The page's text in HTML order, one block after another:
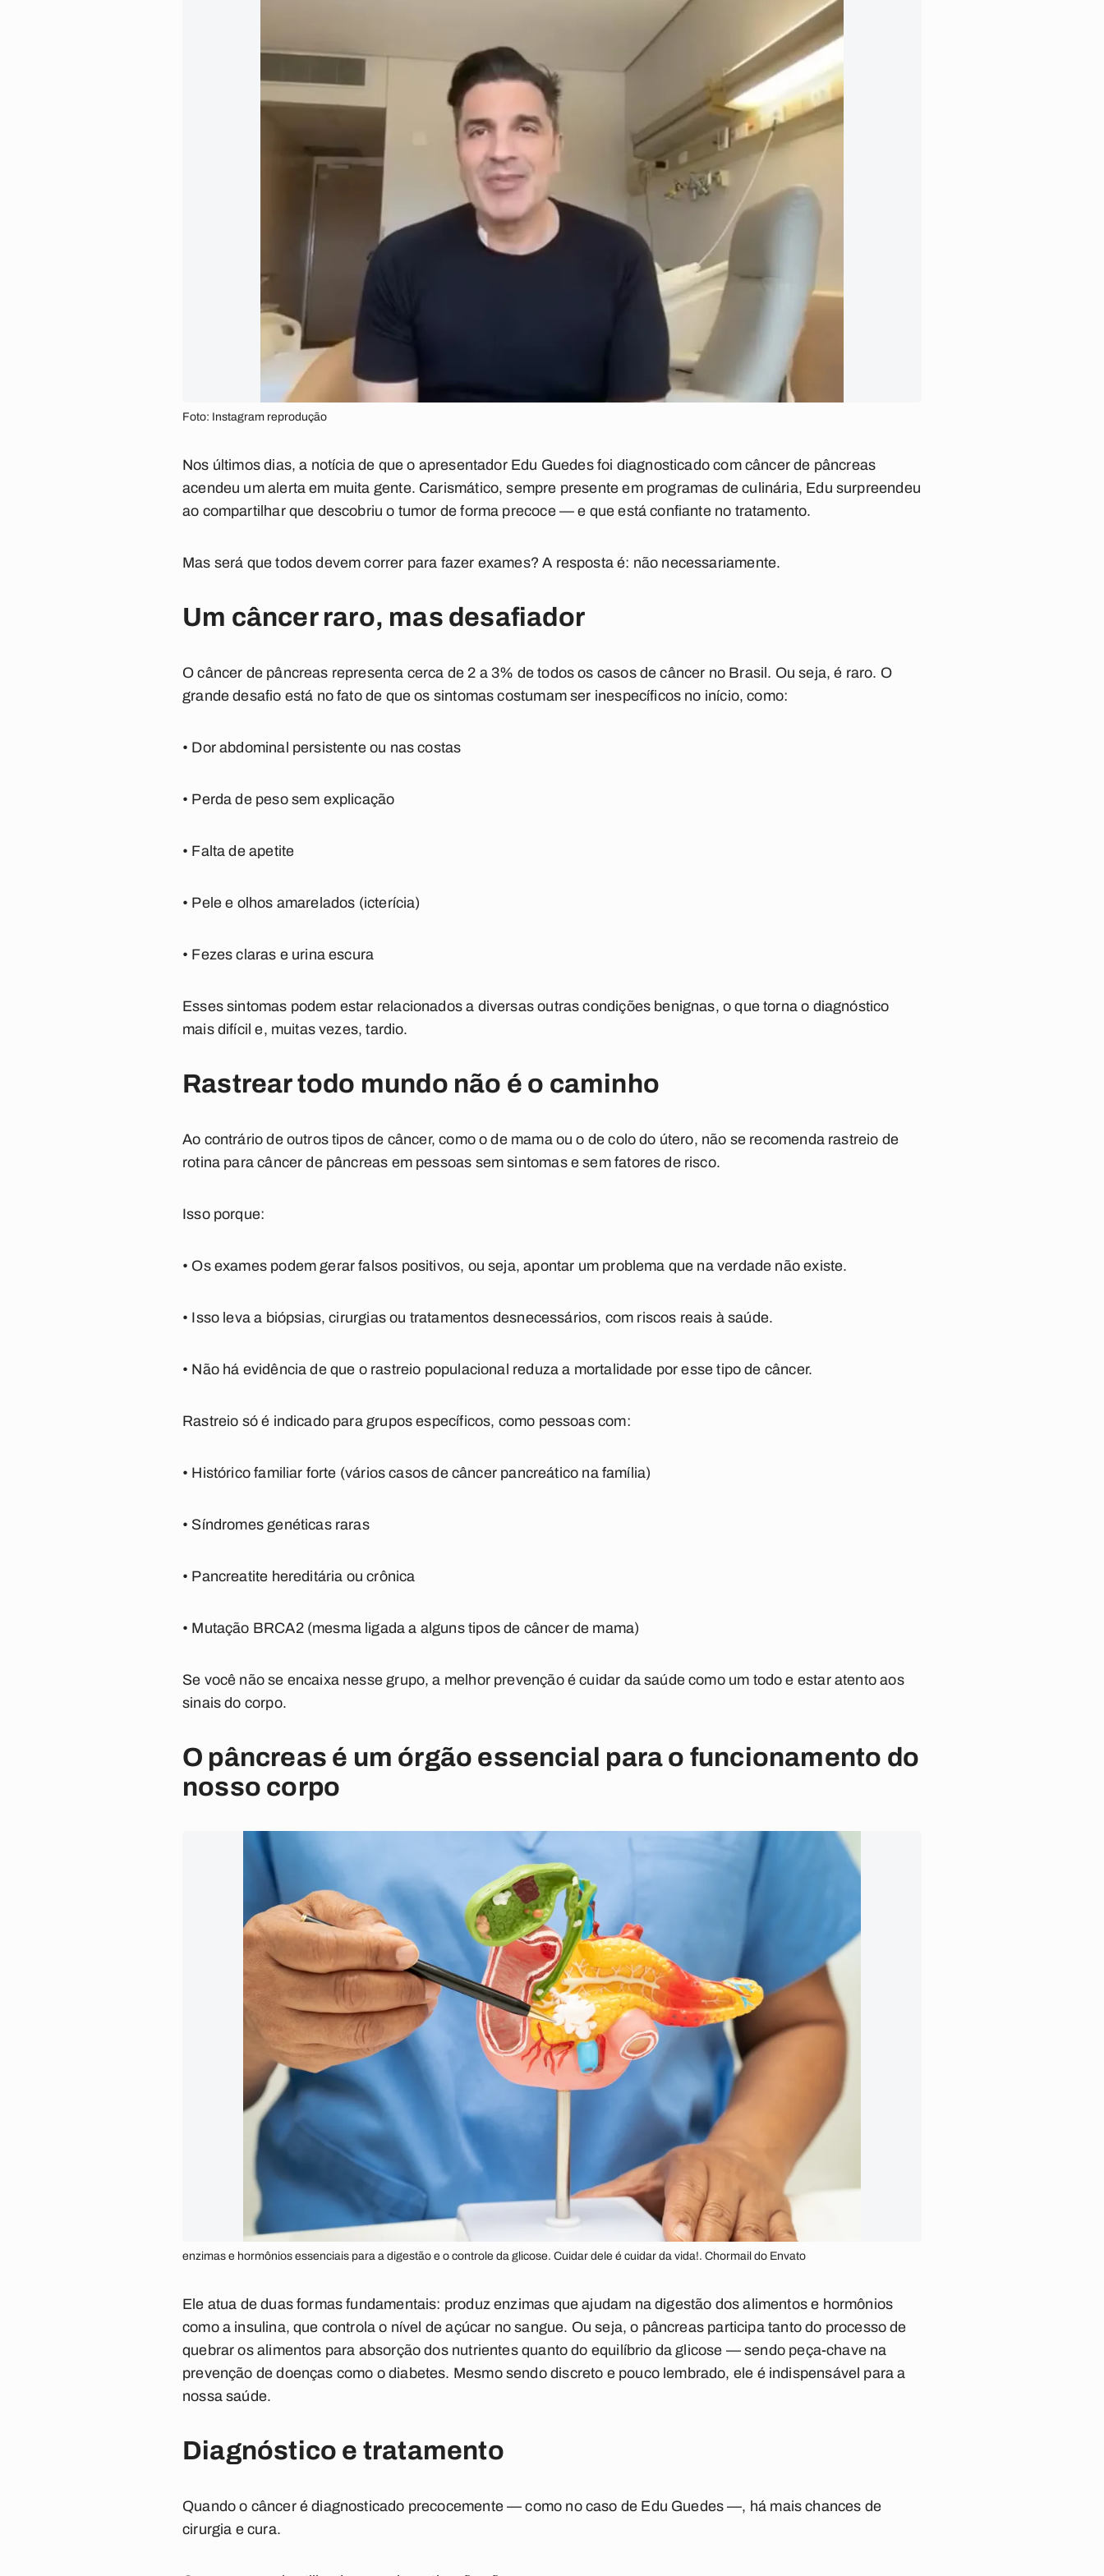
Foto: Instagram reprodução
Nos últimos dias, a notícia de que o apresentador Edu Guedes foi diagnosticado com câncer de pâncreas
acendeu um alerta em muita gente. Carismático, sempre presente em programas de culinária, Edu surpreendeu
ao compartilhar que descobriu o tumor de forma precoce — e que está confiante no tratamento.
Mas será que todos devem correr para fazer exames? A resposta é: não necessariamente.
Um câncer raro, mas desafiador
O câncer de pâncreas representa cerca de 2 a 3% de todos os casos de câncer no Brasil. Ou seja, é raro. O
grande desafio está no fato de que os sintomas costumam ser inespecíficos no início, como:
• Dor abdominal persistente ou nas costas
• Perda de peso sem explicação
• Falta de apetite
• Pele e olhos amarelados (icterícia)
• Fezes claras e urina escura
Esses sintomas podem estar relacionados a diversas outras condições benignas, o que torna o diagnóstico
mais difícil e, muitas vezes, tardio.
Rastrear todo mundo não é o caminho
Ao contrário de outros tipos de câncer, como o de mama ou o de colo do útero, não se recomenda rastreio de
rotina para câncer de pâncreas em pessoas sem sintomas e sem fatores de risco.
Isso porque:
• Os exames podem gerar falsos positivos, ou seja, apontar um problema que na verdade não existe.
• Isso leva a biópsias, cirurgias ou tratamentos desnecessários, com riscos reais à saúde.
• Não há evidência de que o rastreio populacional reduza a mortalidade por esse tipo de câncer.
Rastreio só é indicado para grupos específicos, como pessoas com:
• Histórico familiar forte (vários casos de câncer pancreático na família)
• Síndromes genéticas raras
• Pancreatite hereditária ou crônica
• Mutação BRCA2 (mesma ligada a alguns tipos de câncer de mama)
Se você não se encaixa nesse grupo, a melhor prevenção é cuidar da saúde como um todo e estar atento aos
sinais do corpo.
O pâncreas é um órgão essencial para o funcionamento do
nosso corpo
enzimas e hormônios essenciais para a digestão e o controle da glicose. Cuidar dele é cuidar da vida!. Chormail do Envato
Ele atua de duas formas fundamentais: produz enzimas que ajudam na digestão dos alimentos e hormônios
como a insulina, que controla o nível de açúcar no sangue. Ou seja, o pâncreas participa tanto do processo de
quebrar os alimentos para absorção dos nutrientes quanto do equilíbrio da glicose — sendo peça-chave na
prevenção de doenças como o diabetes. Mesmo sendo discreto e pouco lembrado, ele é indispensável para a
nossa saúde.
Diagnóstico e tratamento
Quando o câncer é diagnosticado precocemente — como no caso de Edu Guedes —, há mais chances de
cirurgia e cura.